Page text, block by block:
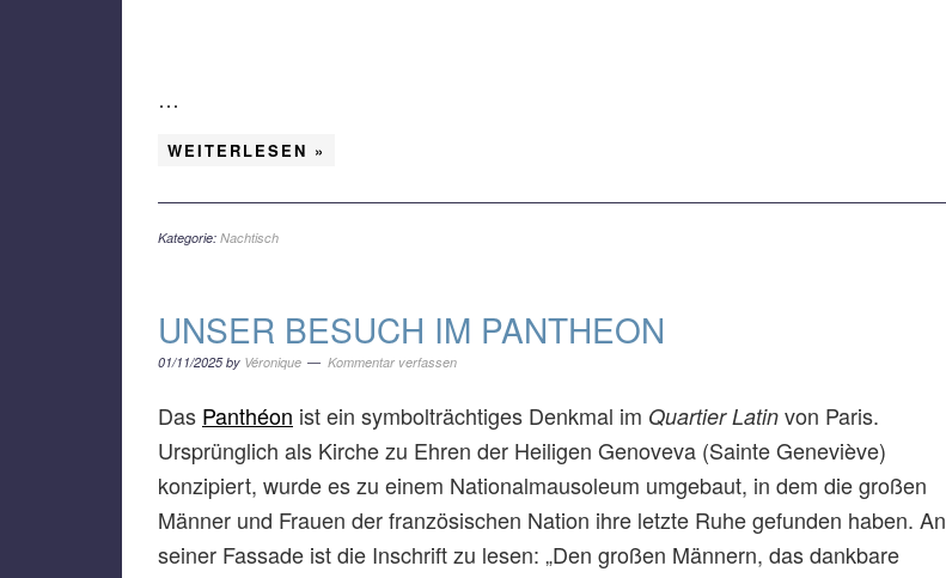
…
WEITERLESEN »
Kategorie: Nachtisch
UNSER BESUCH IM PANTHEON
01/11/2025by Véronique Kommentar verfassen
Das Panthéon ist ein symbolträchtiges Denkmal im Quartier Latin von Paris.
Ursprünglich als Kirche zu Ehren der Heiligen Genoveva (Sainte Geneviève)
konzipiert, wurde es zu einem Nationalmausoleum umgebaut, in dem die großen
Männer und Frauen der französischen Nation ihre letzte Ruhe gefunden haben. An
seiner Fassade ist die Inschrift zu lesen: „Den großen Männern, das dankbare